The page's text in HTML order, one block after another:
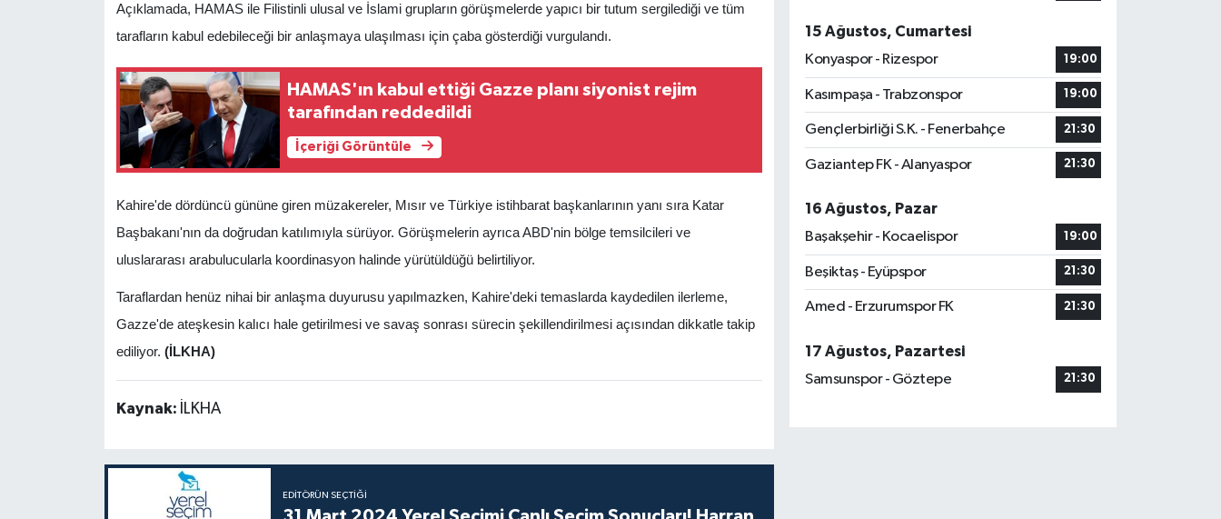
Açıklamada, HAMAS ile Filistinli ulusal ve İslami grupların görüşmelerde yapıcı bir tutum sergilediği ve tüm
tarafların kabul edebileceği bir anlaşmaya ulaşılması için çaba gösterdiği vurgulandı.
HAMAS'ın kabul ettiği Gazze planı siyonist rejim
tarafından reddedildi
İçeriği Görüntüle
Kahire'de dördüncü gününe giren müzakereler, Mısır ve Türkiye istihbarat başkanlarının yanı sıra Katar
Başbakanı'nın da doğrudan katılımıyla sürüyor. Görüşmelerin ayrıca ABD'nin bölge temsilcileri ve
uluslararası arabulucularla koordinasyon halinde yürütüldüğü belirtiliyor.
Taraflardan henüz nihai bir anlaşma duyurusu yapılmazken, Kahire'deki temaslarda kaydedilen ilerleme,
Gazze'de ateşkesin kalıcı hale getirilmesi ve savaş sonrası sürecin şekillendirilmesi açısından dikkatle takip
ediliyor. (İLKHA)
Kaynak: İLKHA
EDITÖRÜN SEÇTIĞI
15 Ağustos, Cumartesi
Konyaspor - Rizespor
19:00
Kasımpaşa - Trabzonspor 19:00
Gençlerbirliği S.K. - Fenerbahçe 21:30
Gaziantep FK - Alanyaspor 21:30
16 Ağustos, Pazar
Başakşehir - Kocaelispor
19:00
Beşiktaş - Eyüpspor 21:30
Amed - Erzurumspor FK 21:30
17 Ağustos, Pazartesi
Samsunspor - Göztepe
21:30